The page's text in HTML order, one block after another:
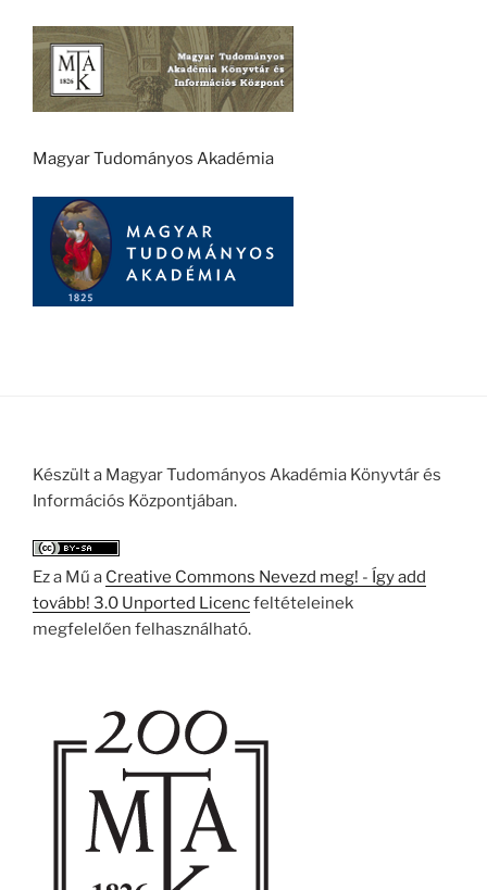
Magyar Tudományos Akadémia
Készült a Magyar Tudományos Akadémia Könyvtár és
Információs Központjában.
Ez a Mű a Creative Commons Nevezd meg! - Így add
tovább! 3.0 Unported Licencfeltételeinek
megfelelően felhasználható.